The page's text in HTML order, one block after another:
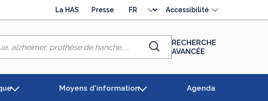
La HAS Presse
langue
Accessibilité
Chercher
RECHERCHE
AVANCÉE
Moyens d'information Agenda